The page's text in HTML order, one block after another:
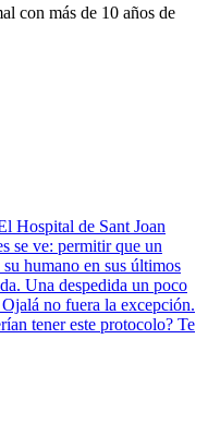
con más de 10 años de
Hospital de Sant Joan
se ve: permitir que un
humano en sus últimos
Una despedida un poco
no fuera la excepción.
tener este protocolo? Te